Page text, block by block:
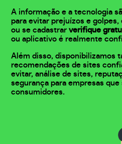
A informação e a tecnologia
para evitar prejuízos e
ou se cadastrarverifique
ou aplicativo é realmente
Além disso, disponibilizamos
recomendações de sites
evitar, análise de sites,
segurança para empresas
consumidores.